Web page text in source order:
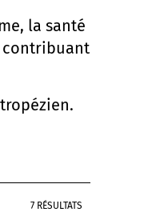
la santé
contribuant
7 RÉSULTATS